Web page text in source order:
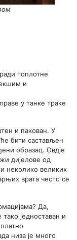
топлотне
и
у танке траке
и пакован. У
бити састављен
образац. Овдје
дијелове од
неколико великих
врата често се
Да,
једноставан и
низа је много